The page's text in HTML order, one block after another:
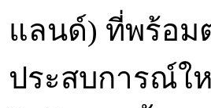
แลนด์) ที่พร้อม
ประสบการณ์ใ